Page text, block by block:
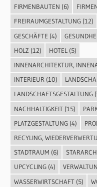
FIRMENBAUTEN (6)
FREIRAUMGESTALTUNG(12)
GESCHÄFTE (4)
HOLZ (12) HOTEL (5)
INNENARCHITEKTUR,
INTERIEUR(10)
LANDSCHAFTSGESTALTUNG
NACHHALTIGKEIT(15)
PLATZGESTALTUNG(4)
RECYLING,
STADTRAUM (6)
UPCYCLING(4)
WASSERWIRTSCHAFT(5)